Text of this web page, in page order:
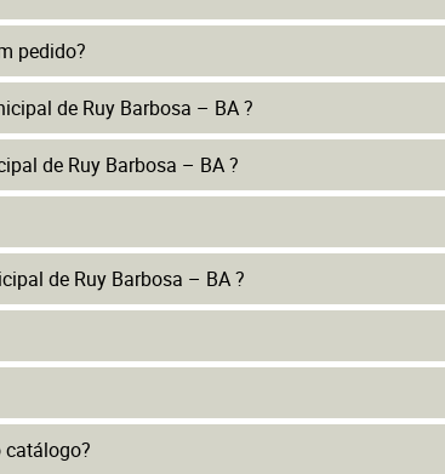
pedido?
de Ruy Barbosa – BA ?
de Ruy Barbosa – BA ?
de Ruy Barbosa – BA ?
catálogo?